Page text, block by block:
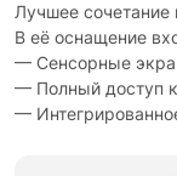
Лучшее сочетание
В её оснащение
— Сенсорные
— Полный доступ
—